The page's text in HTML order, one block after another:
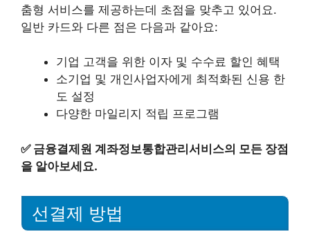
춤형 서비스를 제공하는데 초점을 맞추고 있어요.
일반 카드와 다른 점은 다음과 같아요:
기업 고객을 위한 이자 및 수수료 할인 혜택
소기업 및 개인사업자에게 최적화된 신용 한
도 설정
다양한 마일리지 적립 프로그램
✅ 금융결제원 계좌정보통합관리서비스의 모든 장점
을 알아보세요.
선결제 방법